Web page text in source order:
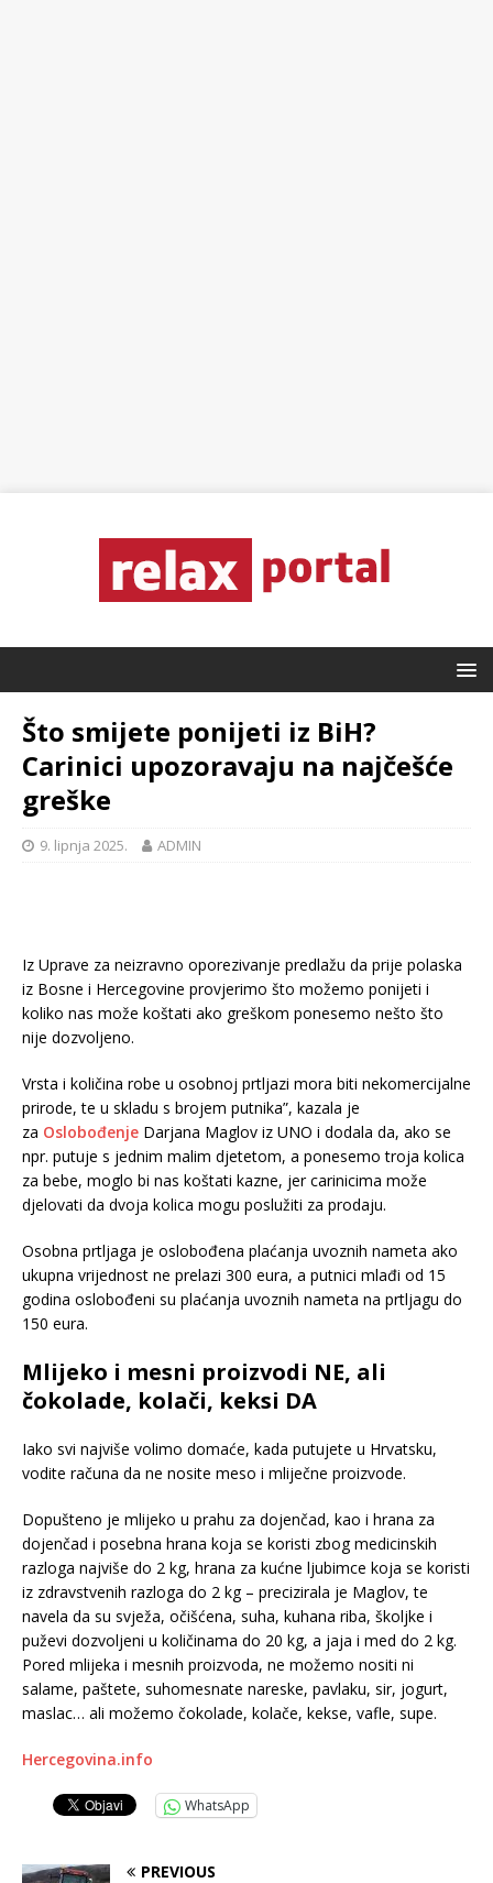
Što smijete ponijeti iz BiH?
Carinici upozoravaju na najčešće
greške
9. lipnja 2025. ADMIN
Iz Uprave za neizravno oporezivanje predlažu da prije polaska
iz Bosne i Hercegovine provjerimo što možemo ponijeti i
koliko nas može koštati ako greškom ponesemo nešto što
nije dozvoljeno.
Vrsta i količina robe u osobnoj prtljazi mora biti nekomercijalne
prirode, te u skladu s brojem putnika”, kazala je
za Oslobođenje Darjana Maglov iz UNO i dodala da, ako se
npr. putuje s jednim malim djetetom, a ponesemo troja kolica
za bebe, moglo bi nas koštati kazne, jer carinicima može
djelovati da dvoja kolica mogu poslužiti za prodaju.
Osobna prtljaga je oslobođena plaćanja uvoznih nameta ako
ukupna vrijednost ne prelazi 300 eura, a putnici mlađi od 15
godina oslobođeni su plaćanja uvoznih nameta na prtljagu do
150 eura.
Mlijeko i mesni proizvodi NE, ali
čokolade, kolači, keksi DA
Iako svi najviše volimo domaće, kada putujete u Hrvatsku,
vodite računa da ne nosite meso i mliječne proizvode.
Dopušteno je mlijeko u prahu za dojenčad, kao i hrana za
dojenčad i posebna hrana koja se koristi zbog medicinskih
razloga najviše do 2 kg, hrana za kućne ljubimce koja se koristi
iz zdravstvenih razloga do 2 kg – precizirala je Maglov, te
navela da su svježa, očišćena, suha, kuhana riba, školjke i
puževi dozvoljeni u količinama do 20 kg, a jaja i med do 2 kg.
Pored mlijeka i mesnih proizvoda, ne možemo nositi ni
salame, paštete, suhomesnate nareske, pavlaku, sir, jogurt,
maslac… ali možemo čokolade, kolače, kekse, vafle, supe.
Hercegovina.info
WhatsApp
PREVIOUS